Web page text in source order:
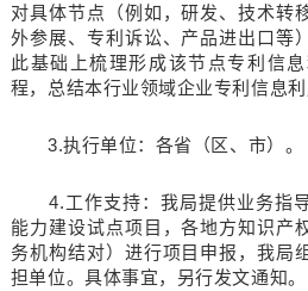
对具体节点（例如，研发、技术转
外参展、专利诉讼、产品进出口等
此基础上梳理形成该节点专利信
程，总结本行业领域企业专利信息利
3.执行单位：各省（区、市）。
4.工作支持：我局提供业务指导
能力建设试点项目，各地方知识产
务机构结对）进行项目申报，我局
担单位。具体事宜，另行发文通知。